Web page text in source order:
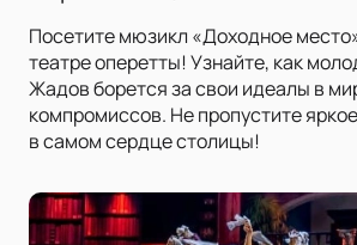
Посетите мюзикл «Доходное
театре оперетты! Узнайте, как
Жадов борется за свои идеалы в
компромиссов. Не пропустите
в самом сердце столицы!